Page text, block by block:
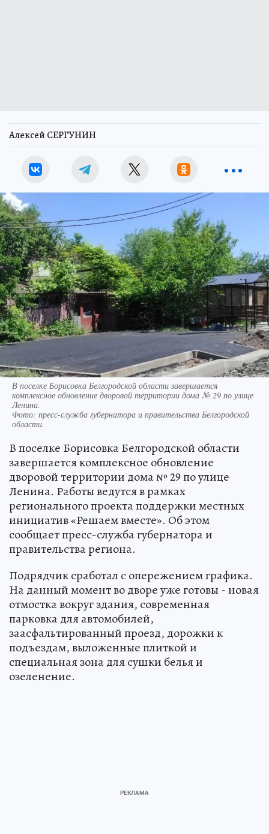
Алексей СЕРГУНИН
В поселке Борисовка Белгородской области завершается
комплексное обновление дворовой территории дома № 29 по улице
Ленина.
Фото: пресс-служба губернатора и правительства Белгородской
области.
В поселке Борисовка Белгородской области
завершается комплексное обновление
дворовой территории дома № 29 по улице
Ленина. Работы ведутся в рамках
регионального проекта поддержки местных
инициатив «Решаем вместе». Об этом
сообщает пресс-служба губернатора и
правительства региона.
Подрядчик сработал с опережением графика.
На данный момент во дворе уже готовы - новая
отмостка вокруг здания, современная
парковка для автомобилей,
заасфальтированный проезд, дорожки к
подъездам, выложенные плиткой и
специальная зона для сушки белья и
озеленение.